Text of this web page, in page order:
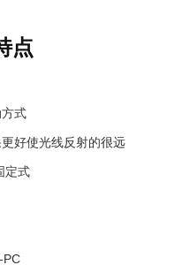
点
式
好使光线反射的很远
定式
PC